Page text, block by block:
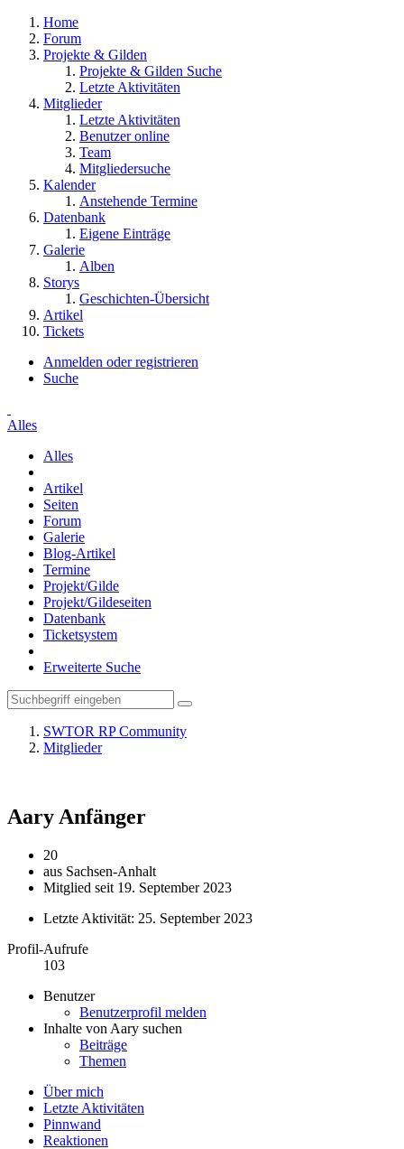
Home
Forum
Projekte & Gilden
Projekte & Gilden Suche
Letzte Aktivitäten
Mitglieder
Letzte Aktivitäten
Benutzer online
Team
Mitgliedersuche
Kalender
Anstehende Termine
Datenbank
Eigene Einträge
Galerie
Alben
Storys
Geschichten-Übersicht
Artikel
Tickets
Anmelden oder registrieren
Suche
Alles
Alles
Artikel
Seiten
Forum
Galerie
Blog-Artikel
Termine
Projekt/Gilde
Projekt/Gildeseiten
Datenbank
Ticketsystem
Erweiterte Suche
SWTOR RP Community
Mitglieder
Aary Anfänger
20
aus Sachsen-Anhalt
Mitglied seit 19. September 2023
Letzte Aktivität: 25. September 2023
Profil-Aufrufe
103
Benutzer
Benutzerprofil melden
Inhalte von Aary suchen
Beiträge
Themen
Über mich
Letzte Aktivitäten
Pinnwand
Reaktionen